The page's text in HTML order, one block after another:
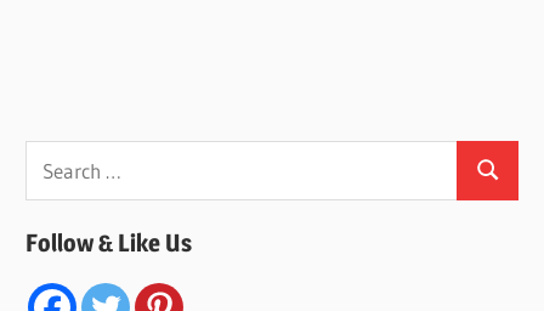
Search
Follow & Like Us